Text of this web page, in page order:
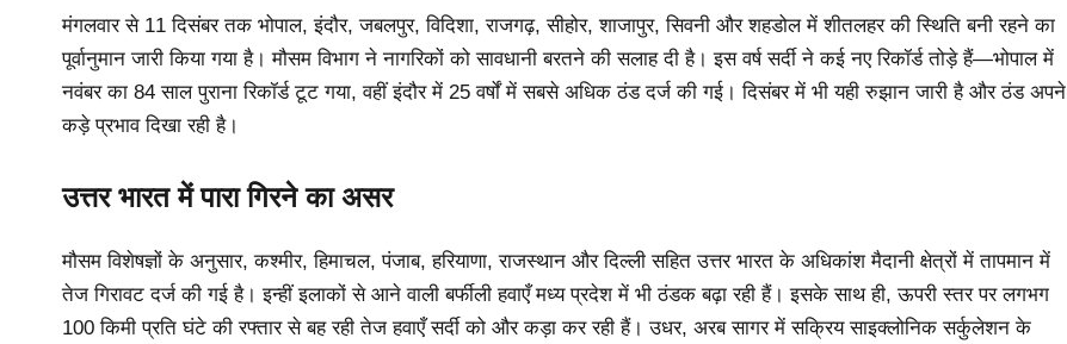
मंगलवार से 11 दिसंबर तक भोपाल, इंदौर, जबलपुर, विदिशा, राजगढ़, सीहोर, शाजापुर, सिवनी और शहडोल में शीतलहर की स्थिति बनी रहने का
पूर्वानुमान जारी किया गया है। मौसम विभाग ने नागरिकों को सावधानी बरतने की सलाह दी है। इस वर्ष सर्दी ने कई नए रिकॉर्ड तोड़े हैं—भोपाल में
नवंबर का 84 साल पुराना रिकॉर्ड टूट गया, वहीं इंदौर में 25 वर्षों में सबसे अधिक ठंड दर्ज की गई। दिसंबर में भी यही रुझान जारी है और ठंड अपने
कड़े प्रभाव दिखा रही है।
उत्तर भारत में पारा गिरने का असर
मौसम विशेषज्ञों के अनुसार, कश्मीर, हिमाचल, पंजाब, हरियाणा, राजस्थान और दिल्ली सहित उत्तर भारत के अधिकांश मैदानी क्षेत्रों में तापमान में
तेज गिरावट दर्ज की गई है। इन्हीं इलाकों से आने वाली बर्फीली हवाएँ मध्य प्रदेश में भी ठंडक बढ़ा रही हैं। इसके साथ ही, ऊपरी स्तर पर लगभग
100 किमी प्रति घंटे की रफ्तार से बह रही तेज हवाएँ सर्दी को और कड़ा कर रही हैं। उधर, अरब सागर में सक्रिय साइक्लोनिक सर्कुलेशन के